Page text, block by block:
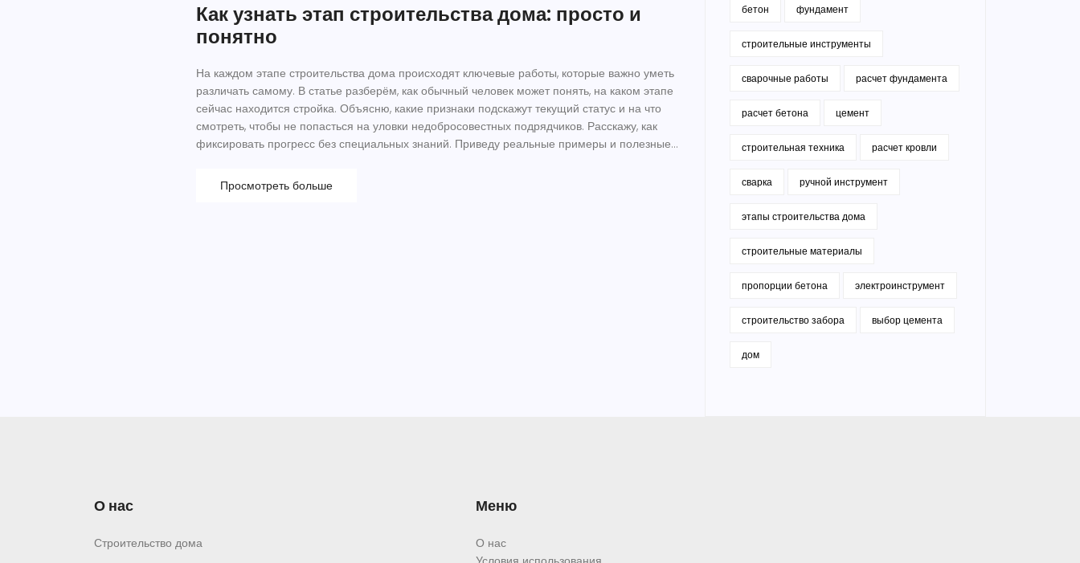
Как узнать этап строительства дома: просто и
понятно
На каждом этапе строительства дома происходят ключевые работы, которые важно уметь
различать самому. В статье разберём, как обычный человек может понять, на каком этапе
сейчас находится стройка. Объясню, какие признаки подскажут текущий статус и на что
смотреть, чтобы не попасться на уловки недобросовестных подрядчиков. Расскажу, как
фиксировать прогресс без специальных знаний. Приведу реальные примеры и полезные
Просмотреть больше
бетон фундамент
строительные инструменты
сварочные работы расчет фундамента
расчет бетона цемент
строительная техника расчет кровли
сварка ручной инструмент
этапы строительства дома
строительные материалы
пропорции бетона электроинструмент
строительство забора выбор цемента
дом
О нас
Строительство дома
Меню
О нас